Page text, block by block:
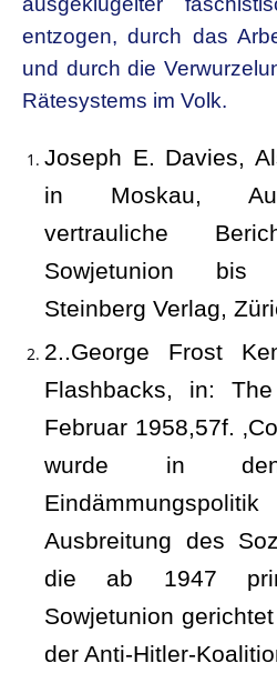
entzogen, durch das
und durch die
Rätesystems im Volk.
Joseph E. Davies,
in Moskau,
vertrauliche
Sowjetunion bis
Steinberg Verlag,
2..George Frost
Flashbacks, in:
Februar 1958,57f.
wurde in
Ausbreitung des
die ab 1947
Sowjetunion
der Anti-Hitler-